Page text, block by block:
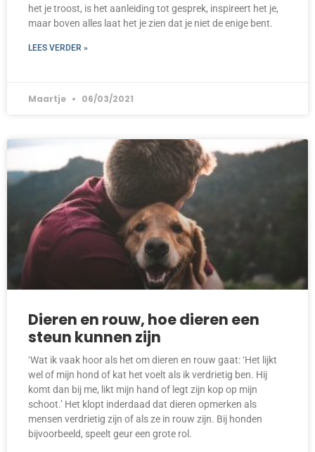
het je troost, is het aanleiding tot gesprek, inspireert het je,
maar boven alles laat het je zien dat je niet de enige bent.
LEES VERDER »
Maartje 06/03/2021
Dieren en rouw, hoe dieren een
steun kunnen zijn
‘Wat ik vaak hoor als het om dieren en rouw gaat: ‘Het lijkt
wel of mijn hond of kat het voelt als ik verdrietig ben. Hij
komt dan bij me, likt mijn hand of legt zijn kop op mijn
schoot.’ Het klopt inderdaad dat dieren opmerken als
mensen verdrietig zijn of als ze in rouw zijn. Bij honden
bijvoorbeeld, speelt geur een grote rol.